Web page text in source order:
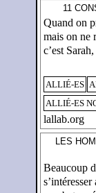
11
Quand on
mais on ne
c’est
ALLIÉ-ES
ALLIÉ-ES
lallab.org
LES
Beaucoup